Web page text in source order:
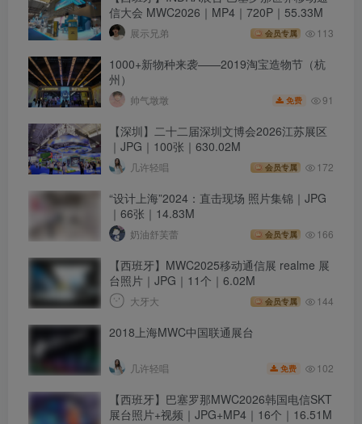
信大会 MWC2026｜MP4｜720P｜55.33M
展示兄弟 会员专属 113
1000+新物种来袭——2019淘宝造物节（杭
州）
帅气墩墩 免费 91
【深圳】二十二届深圳文博会2026江苏展区
｜JPG｜100张｜630.02M
几许轻唱 会员专属 172
“设计上海”2024：直击现场 照片集锦｜JPG
｜66张｜14.83M
奶油舒芙蕾 会员专属 166
【西班牙】MWC2025移动通信展 realme 展
台照片｜JPG｜11个｜6.02M
大牙大 会员专属 144
2018上海MWC中国联通展台
几许轻唱 免费 102
【西班牙】巴塞罗那MWC2026韩国电信SKT
展台照片+视频｜JPG+MP4｜16个｜16.51M